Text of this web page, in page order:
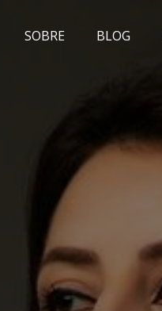
SOBRE BLOG